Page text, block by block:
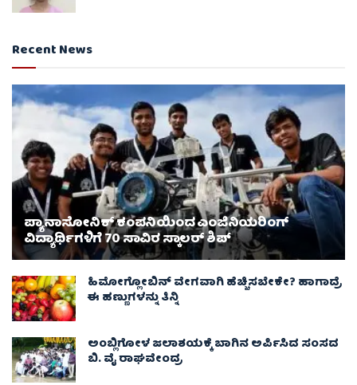
Recent News
ಪ್ಯಾನಾಸೋನಿಕ್ ಕಂಪನಿಯಿಂದ ಎಂಜಿನಿಯರಿಂಗ್
ವಿದ್ಯಾರ್ಥಿಗಳಿಗೆ 70 ಸಾವಿರ ಸ್ಕಾಲರ್ ಶಿಪ್
ಹಿಮೋಗ್ಲೋಬಿನ್ ವೇಗವಾಗಿ ಹೆಚ್ಚಿಸಬೇಕೇ? ಹಾಗಾದ್ರೆ
ಈ ಹಣ್ಣುಗಳನ್ನು ತಿನ್ನಿ
ಅಂಬ್ಲಿಗೋಳ ಜಲಾಶಯಕ್ಕೆ ಬಾಗಿನ ಅರ್ಪಿಸಿದ ಸಂಸದ
ಬಿ. ವೈ ರಾಘವೇಂದ್ರ